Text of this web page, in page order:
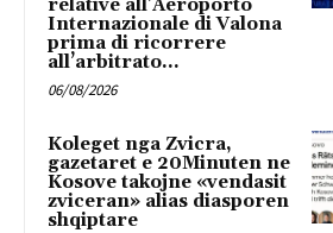
relative all’Aeroporto
Internazionale di Valona
prima di ricorrere
all’arbitrato...
06/08/2026
Koleget nga Zvicra,
gazetaret e 20Minuten ne
Kosove takojne «vendasit
zviceran» alias diasporen
shqiptare